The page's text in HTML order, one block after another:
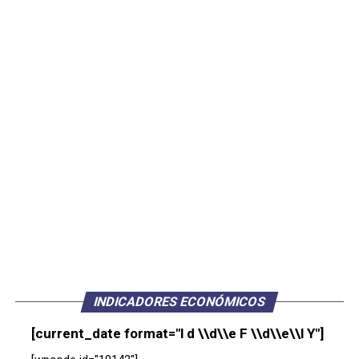
INDICADORES ECONÓMICOS
[current_date format="l d \\d\\e F \\d\\e\\l Y"]